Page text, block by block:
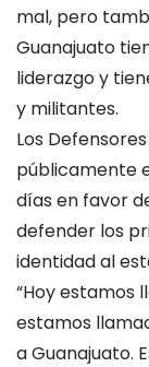
mal, pero
Guanajuato
liderazgo y
y militantes.
Los
públicamente
días en favor
defender los
identidad al
“Hoy estamos
estamos
a Guanajuato.